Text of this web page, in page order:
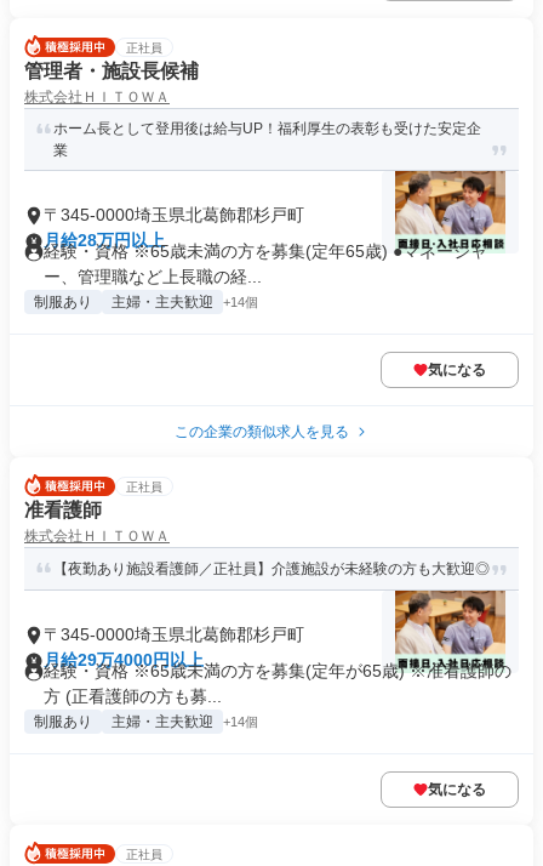
正社員
管理者・施設長候補
株式会社ＨＩＴＯＷＡ
ホーム長として登用後は給与UP！福利厚生の表彰も受けた安定企
業
〒345-0000埼玉県北葛飾郡杉戸町
月給28万円以上
経験・資格 ※65歳未満の方を募集(定年65歳) ●マネージャ
ー、管理職など上長職の経...
制服あり 主婦・主夫歓迎 +14個
気になる
この企業の類似求人を見る
正社員
准看護師
株式会社ＨＩＴＯＷＡ
【夜勤あり施設看護師／正社員】介護施設が未経験の方も大歓迎◎
〒345-0000埼玉県北葛飾郡杉戸町
月給29万4000円以上
経験・資格 ※65歳未満の方を募集(定年が65歳) ※准看護師の
方 (正看護師の方も募...
制服あり 主婦・主夫歓迎 +14個
気になる
正社員